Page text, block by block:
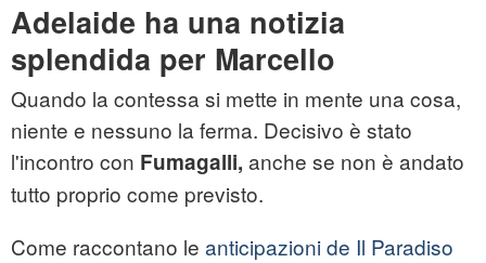
Adelaide ha una notizia
splendida per Marcello
Quando la contessa si mette in mente una cosa,
niente e nessuno la ferma. Decisivo è stato
l'incontro con Fumagalli, anche se non è andato
tutto proprio come previsto.
Come raccontano le anticipazioni de Il Paradiso